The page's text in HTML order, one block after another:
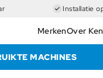
Installatie
MerkenOver
MACHINES